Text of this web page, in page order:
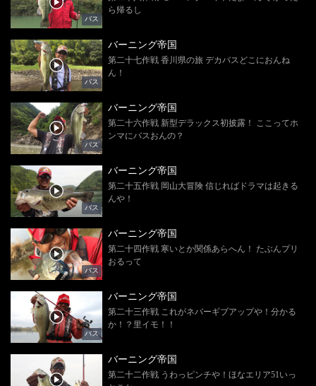
バス
ら帰るし
バス
バーニング帝国
第二十七作戦 香川県の旅 デカバスどこにおんね
ん！
バス
バーニング帝国
第二十六作戦 新型デラックス初披露！ ここってホ
ンマにバスおんの？
バス
バーニング帝国
第二十五作戦 岡山大冒険 信じればドラマは起きる
んや！
バス
バーニング帝国
第二十四作戦 寒いとか関係あらへん！ たぶんプリ
おるって
バス
バーニング帝国
第二十三作戦 これがネバーギブアップや！分かる
か！？里イモ！！
バーニング帝国
第二十二作戦 うわっピンチや！ほなエリア51いっ